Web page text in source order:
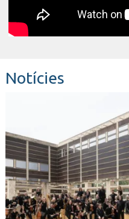
Notícies